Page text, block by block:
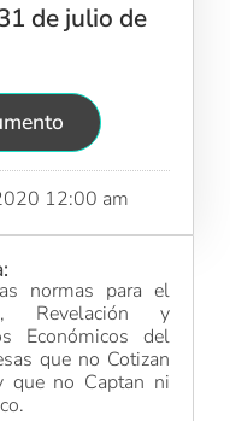
de julio de
12:00 am
normas para el
Revelación y
Económicos del
que no Cotizan
que no Captan ni